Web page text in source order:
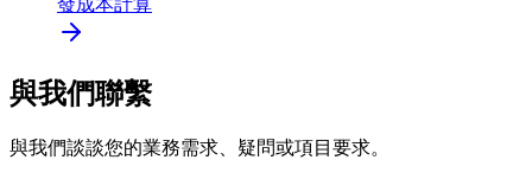
發成本計算
與我們聯繫
與我們談談您的業務需求、疑問或項目要求。